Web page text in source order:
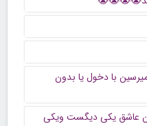
با دخول یا بدون
عاشق یکی دیگست ویکی